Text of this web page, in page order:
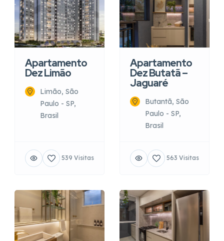
Apartamento
Dez Limão
Limão, São
Paulo - SP,
Brasil
539 Visitas
Apartamento
Dez Butatã –
Jaguaré
Butantã, São
Paulo - SP,
Brasil
563 Visitas